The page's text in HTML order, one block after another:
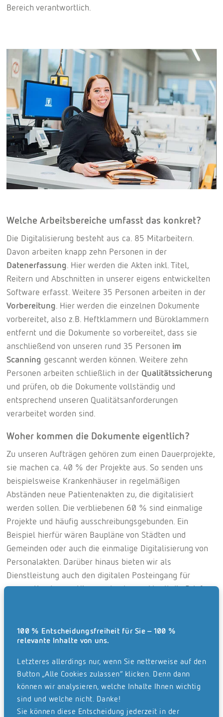
100 % Entscheidungsfreiheit für Sie – 100 %
relevante Inhalte von uns.
Letzteres allerdings nur, wenn Sie netterweise auf den
Button „Alle Cookies zulassen“ klicken. Denn dann
können wir analysieren, welche Inhalte Ihnen wichtig
sind und welche nicht. Danke!
Sie können diese Entscheidung jederzeit in der
Bereich verantwortlich.
Welche Arbeitsbereiche umfasst das konkret?
Die Digitalisierung besteht aus ca. 85 Mitarbeitern.
Davon arbeiten knapp zehn Personen in der
Datenerfassung . Hier werden die Akten inkl. Titel,
Reitern und Abschnitten in unserer eigens entwickelten
Software erfasst. Weitere 35 Personen arbeiten in der
Vorbereitung . Hier werden die einzelnen Dokumente
vorbereitet, also z.B. Heftklammern und Büroklammern
entfernt und die Dokumente so vorbereitet, dass sie
anschließend von unseren rund 35 Personen im
Scanning gescannt werden können. Weitere zehn
Personen arbeiten schließlich in der Qualitätssicherung
und prüfen, ob die Dokumente vollständig und
entsprechend unseren Qualitätsanforderungen
verarbeitet worden sind.
Woher kommen die Dokumente eigentlich?
Zu unseren Aufträgen gehören zum einen Dauerprojekte,
sie machen ca. 40 % der Projekte aus. So senden uns
beispielsweise Krankenhäuser in regelmäßigen
Abständen neue Patientenakten zu, die digitalisiert
werden sollen. Die verbliebenen 60 % sind einmalige
Projekte und häufig ausschreibungsgebunden. Ein
Beispiel hierfür wären Baupläne von Städten und
Gemeinden oder auch die einmalige Digitalisierung von
Personalakten. Darüber hinaus bieten wir als
Dienstleistung auch den digitalen Posteingang für
unsere Kunden an. Hier werden tagesaktuell die Briefe
was mit den Originalen passieren soll, werden diese in
unseren Hochsicherheitslagern archiviert.